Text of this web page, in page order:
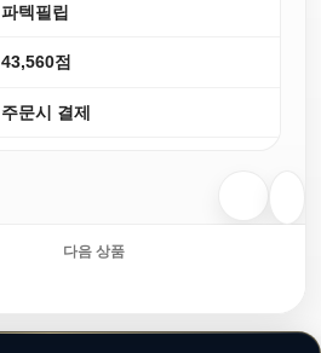
파텍필립
43,560점
주문시 결제
다음 상품